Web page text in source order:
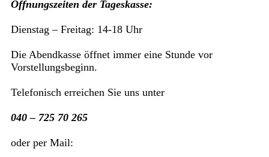
Öffnungszeiten der Tageskasse:
Dienstag – Freitag: 14-18 Uhr
Die Abendkasse öffnet immer eine Stunde vor
Vorstellungsbeginn.
Telefonisch erreichen Sie uns unter
040 – 725 70 265
oder per Mail: